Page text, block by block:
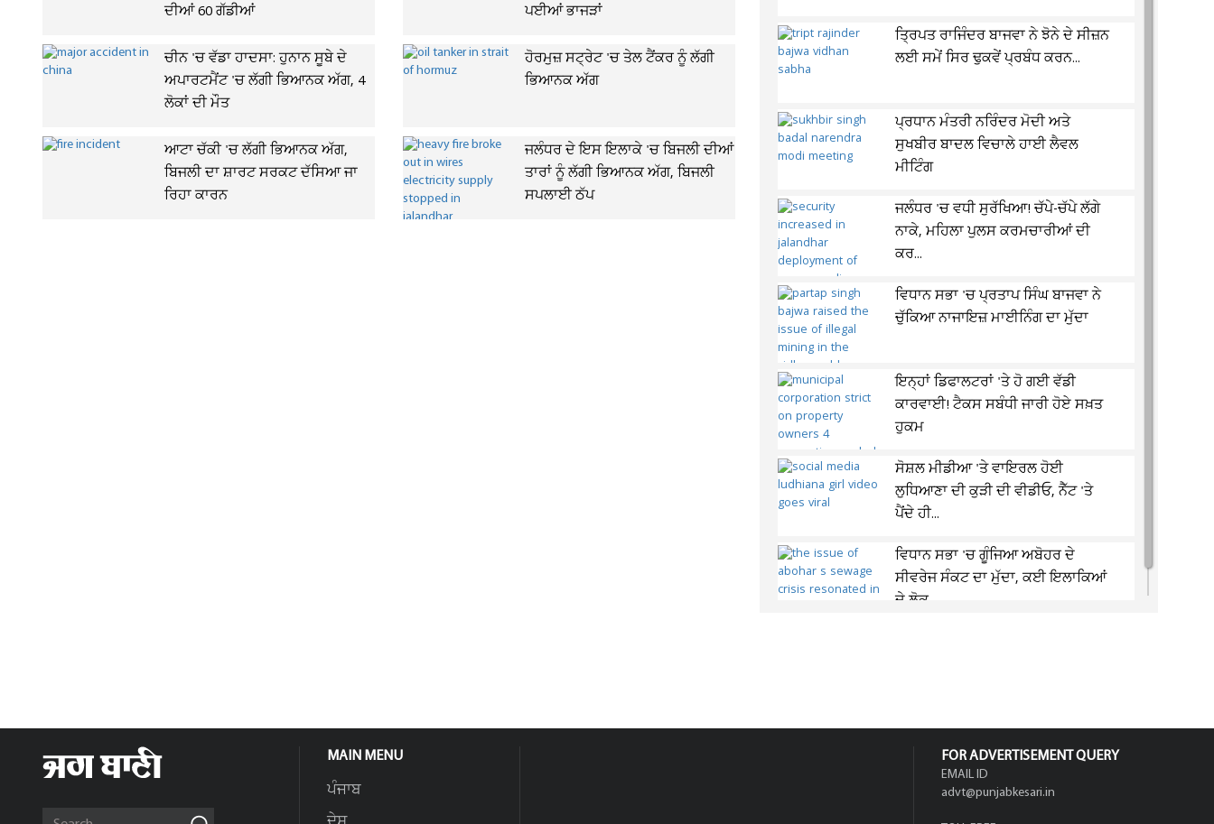
ਦੀਆਂ 60 ਗੱਡੀਆਂ
ਪਈਆਂ ਭਾਜੜਾਂ
ਚੀਨ 'ਚ ਵੱਡਾ ਹਾਦਸਾ: ਹੁਨਾਨ ਸੂਬੇ ਦੇ
ਅਪਾਰਟਮੈਂਟ 'ਚ ਲੱਗੀ ਭਿਆਨਕ ਅੱਗ, 4
ਲੋਕਾਂ ਦੀ ਮੌਤ
ਹੋਰਮੁਜ਼ ਸਟ੍ਰੇਟ 'ਚ ਤੇਲ ਟੈਂਕਰ ਨੂੰ ਲੱਗੀ
ਭਿਆਨਕ ਅੱਗ
ਆਟਾ ਚੱਕੀ 'ਚ ਲੱਗੀ ਭਿਆਨਕ ਅੱਗ,
ਬਿਜਲੀ ਦਾ ਸ਼ਾਰਟ ਸਰਕਟ ਦੱਸਿਆ ਜਾ
ਰਿਹਾ ਕਾਰਨ
ਜਲੰਧਰ ਦੇ ਇਸ ਇਲਾਕੇ 'ਚ ਬਿਜਲੀ ਦੀਆਂ
ਤਾਰਾਂ ਨੂੰ ਲੱਗੀ ਭਿਆਨਕ ਅੱਗ, ਬਿਜਲੀ
ਸਪਲਾਈ ਠੱਪ
ਤ੍ਰਿਪਤ ਰਾਜਿੰਦਰ ਬਾਜਵਾ ਨੇ ਝੋਨੇ ਦੇ ਸੀਜ਼ਨ
ਲਈ ਸਮੇਂ ਸਿਰ ਢੁਕਵੇਂ ਪ੍ਰਬੰਧ ਕਰਨ...
ਪ੍ਰਧਾਨ ਮੰਤਰੀ ਨਰਿੰਦਰ ਮੋਦੀ ਅਤੇ
ਸੁਖਬੀਰ ਬਾਦਲ ਵਿਚਾਲੇ ਹਾਈ ਲੈਵਲ
ਮੀਟਿੰਗ
ਜਲੰਧਰ 'ਚ ਵਧੀ ਸੁਰੱਖਿਆ! ਚੱਪੇ-ਚੱਪੇ ਲੱਗੇ
ਨਾਕੇ, ਮਹਿਲਾ ਪੁਲਸ ਕਰਮਚਾਰੀਆਂ ਦੀ
ਕਰ...
ਵਿਧਾਨ ਸਭਾ 'ਚ ਪ੍ਰਤਾਪ ਸਿੰਘ ਬਾਜਵਾ ਨੇ
ਚੁੱਕਿਆ ਨਾਜਾਇਜ਼ ਮਾਈਨਿੰਗ ਦਾ ਮੁੱਦਾ
ਇਨ੍ਹਾਂ ਡਿਫਾਲਟਰਾਂ 'ਤੇ ਹੋ ਗਈ ਵੱਡੀ
ਕਾਰਵਾਈ! ਟੈਕਸ ਸਬੰਧੀ ਜਾਰੀ ਹੋਏ ਸਖ਼ਤ
ਹੁਕਮ
ਸੋਸ਼ਲ ਮੀਡੀਆ 'ਤੇ ਵਾਇਰਲ ਹੋਈ
ਲੁਧਿਆਣਾ ਦੀ ਕੁੜੀ ਦੀ ਵੀਡੀਓ, ਨੈੱਟ 'ਤੇ
ਪੈਂਦੇ ਹੀ...
ਵਿਧਾਨ ਸਭਾ 'ਚ ਗੂੰਜਿਆ ਅਬੋਹਰ ਦੇ
ਸੀਵਰੇਜ ਸੰਕਟ ਦਾ ਮੁੱਦਾ, ਕਈ ਇਲਾਕਿਆਂ
ਦੇ ਲੋਕ...
MAIN MENU
ਪੰਜਾਬ
FOR ADVERTISEMENT QUERY
EMAIL ID
advt@punjabkesari.in